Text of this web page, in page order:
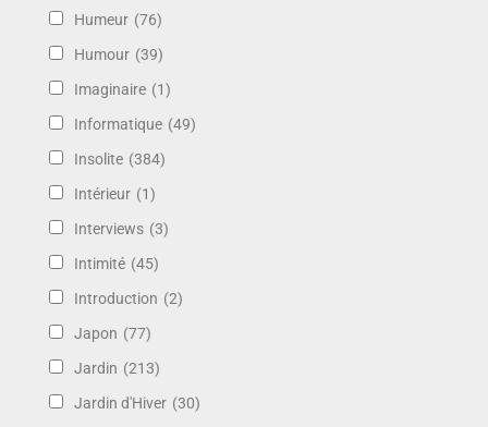
Humeur (76)
Humour (39)
Imaginaire (1)
Informatique (49)
Insolite (384)
Intérieur (1)
Interviews (3)
Intimité (45)
Introduction (2)
Japon (77)
Jardin (213)
Jardin d'Hiver (30)